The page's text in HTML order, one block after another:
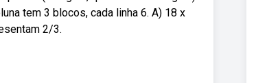
tem 3 blocos, cada linha 6. A) 18 x
2/3.